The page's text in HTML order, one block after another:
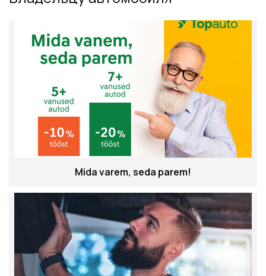
Mida varem, seda parem!